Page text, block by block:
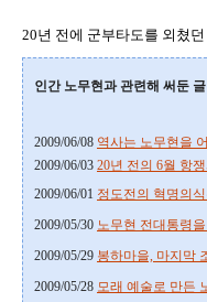
20년 전에 군부타도를 외쳤
인간 노무현과 관련해 써둔
2009/06/08 역사는 노무현을
2009/06/03 20년 전의 6월 항
2009/06/01 정도전의 혁명의
2009/05/30 노무현 전대통령
2009/05/29 봉하마을, 마지막
2009/05/28 모래 예술로 만든